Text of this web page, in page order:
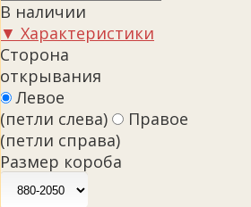
В наличии
▼ Характеристики
Сторона
открывания
Левое
(петли слева)
Правое
(петли справа)
Размер короба